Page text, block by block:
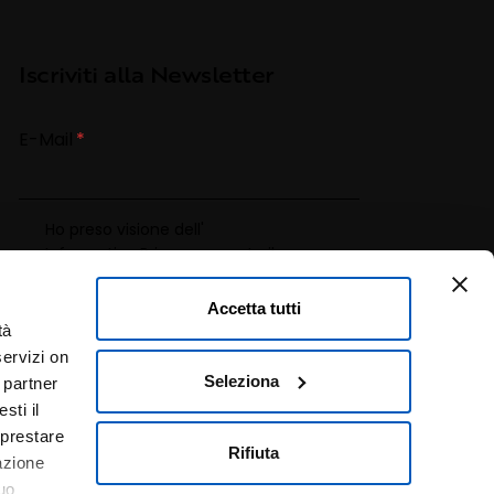
on
il
Accetta tutti
Seleziona
Rifiuta
Informativa Privacye presto il
consenso al trattamento dei dati.